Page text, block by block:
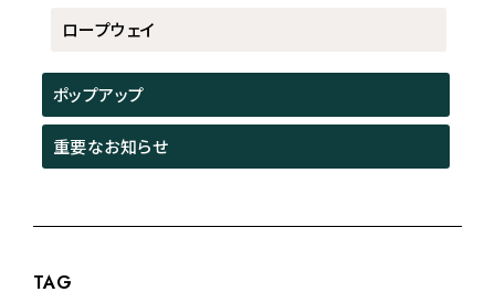
ロープウェイ
ポップアップ
重要なお知らせ
TAG